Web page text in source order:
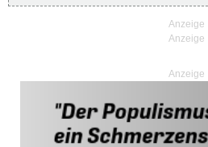
Anzeige